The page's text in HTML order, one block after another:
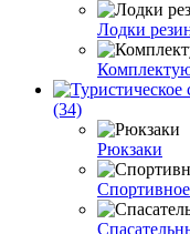
Лодки
(34)
Рюкзаки